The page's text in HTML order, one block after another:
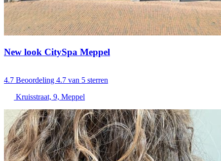
New look CitySpa Meppel
4.7 Beoordeling 4.7 van 5 sterren
Kruisstraat, 9, Meppel